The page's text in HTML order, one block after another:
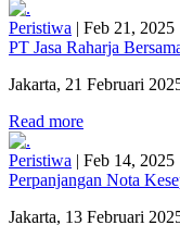
Peristiwa | Feb 21, 2025
PT Jasa Raharja
Jakarta, 21 Februari
Read more
Peristiwa | Feb 14, 2025
Perpanjangan Nota
Jakarta, 13 Februari